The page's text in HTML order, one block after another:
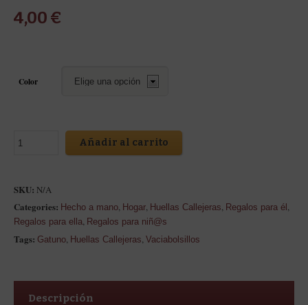
4,00 €
Color
Añadir al carrito
SKU: N/A
Categories: Hecho a mano, Hogar, Huellas Callejeras, Regalos para él ,
Regalos para ella, Regalos para niñ@s
Tags: Gatuno, Huellas Callejeras, Vaciabolsillos
Descripción